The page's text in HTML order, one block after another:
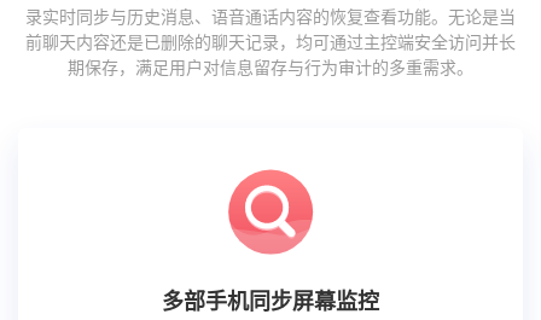
录实时同步与历史消息、语音通话内容的恢复查看功能。无论是当
前聊天内容还是已删除的聊天记录，均可通过主控端安全访问并长
期保存，满足用户对信息留存与行为审计的多重需求。
多部手机同步屏幕监控